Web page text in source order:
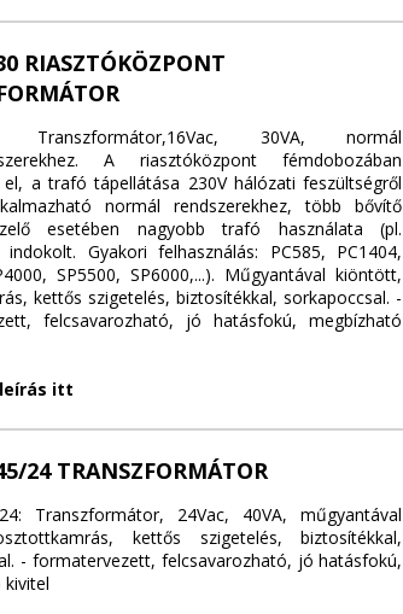
RIASZTÓKÖZPONT
Transzformátor,16Vac, 30VA, normál
A riasztóközpont fémdobozában
el, a trafó tápellátása 230V hálózati feszültségről
normál rendszerekhez, több bővítő
esetében nagyobb trafó használata (pl.
indokolt. Gyakori felhasználás: PC585, PC1404,
SP5500, SP6000,...). Műgyantával kiöntött,
kettős szigetelés, biztosítékkal, sorkapoccsal. -
felcsavarozható, jó hatásfokú, megbízható
itt
24 TRANSZFORMÁTOR
24: Transzformátor, 24Vac, 40VA, műgyantával
kettős szigetelés, biztosítékkal,
- formatervezett, felcsavarozható, jó hatásfokú,